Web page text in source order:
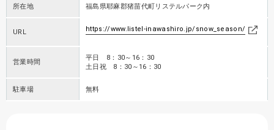
所在地 福島県耶麻郡猪苗代町リステルパーク内
URL https://www.listel-inawashiro.jp/snow_season/
営業時間
平日 8：30～16：30
土日祝 8：30～16：30
駐車場 無料